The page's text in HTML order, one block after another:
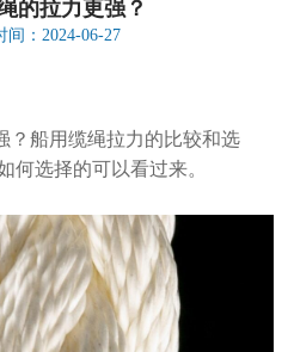
的拉力更强？
间：2024-06-27
？船用缆绳拉力的比较和选
何选择的可以看过来。